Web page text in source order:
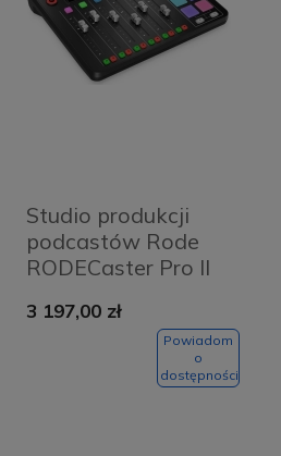
Studio produkcji
podcastów Rode
RODECaster Pro II
3 197,00 zł
Powiadom
o
dostępności